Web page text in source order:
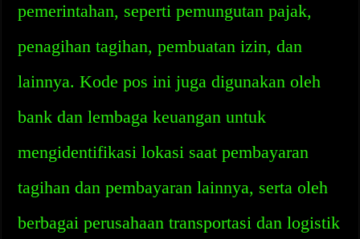
pemerintahan, seperti pemungutan pajak,
penagihan tagihan, pembuatan izin, dan
lainnya. Kode pos ini juga digunakan oleh
bank dan lembaga keuangan untuk
mengidentifikasi lokasi saat pembayaran
tagihan dan pembayaran lainnya, serta oleh
berbagai perusahaan transportasi dan logistik